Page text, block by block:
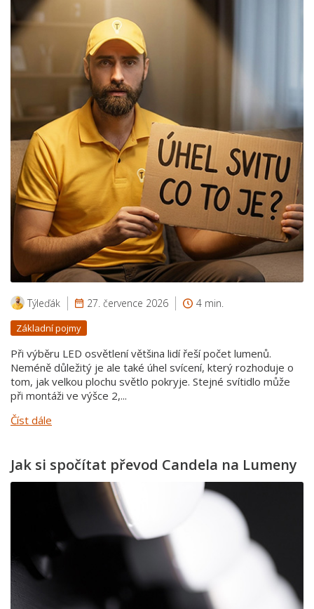
Týleďák 27. července 2026 4 min.
Základní pojmy
Při výběru LED osvětlení většina lidí řeší počet lumenů.
Neméně důležitý je ale také úhel svícení, který rozhoduje o
tom, jak velkou plochu světlo pokryje. Stejné svítidlo může
při montáži ve výšce 2,...
Číst dále
Jak si spočítat převod Candela na Lumeny